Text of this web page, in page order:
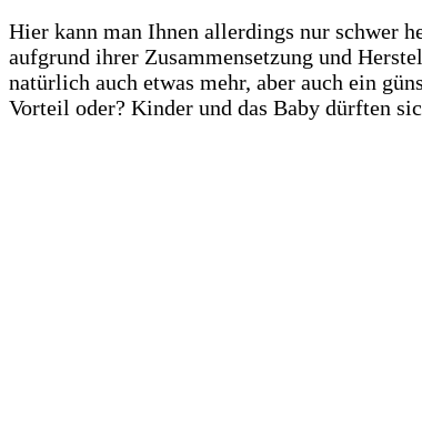
Hier kann man Ihnen allerdings nur schwer
aufgrund ihrer Zusammensetzung und
natürlich auch etwas mehr, aber auch ein
Vorteil oder? Kinder und das Baby dürften